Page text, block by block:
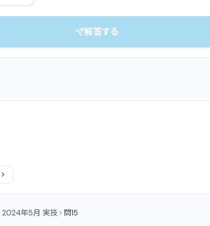
解答する
2024年5月 実技 問15